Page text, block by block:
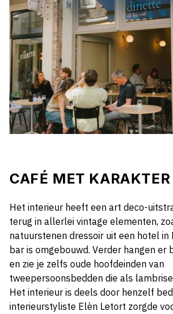
CAFÉ MET KARAKTER
Het interieur heeft een art deco-
terug in allerlei vintage elementen,
natuurstenen dressoir uit een hotel
bar is omgebouwd. Verder hangen er
en zie je zelfs oude hoofdeinden van
tweepersoonsbedden die als
Het interieur is deels door henzelf
interieurstyliste Elèn Letort zorgde